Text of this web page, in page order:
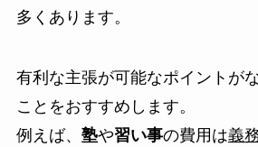
多くあります。
有利な主張が可能なポイントが
ことをおすすめします。
例えば、 塾や習い事の費用は義